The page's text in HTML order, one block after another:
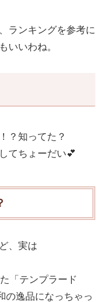
ランキングを参考に
いいわね。
？知ってた？
てちょーだい💕
、実は
「テンプラード
の逸品になっちゃっ